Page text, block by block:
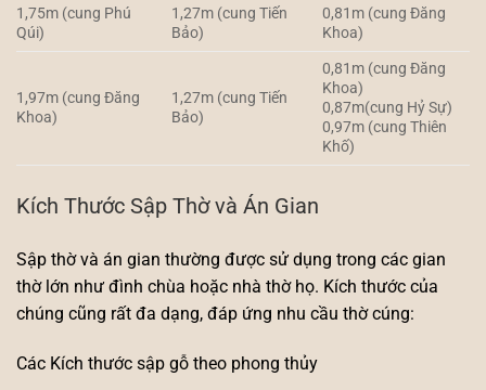
1,75m (cung Phú
Qúi)
1,27m (cung Tiến
Bảo)
0,81m (cung Đăng
Khoa)
1,97m (cung Đăng
Khoa)
1,27m (cung Tiến
Bảo)
0,81m (cung Đăng
Khoa)
0,87m(cung Hỷ Sự)
0,97m (cung Thiên
Khố)
Kích Thước Sập Thờ và Án Gian
Sập thờ và án gian thường được sử dụng trong các gian
thờ lớn như đình chùa hoặc nhà thờ họ. Kích thước của
chúng cũng rất đa dạng, đáp ứng nhu cầu thờ cúng:
Các Kích thước sập gỗ theo phong thủy